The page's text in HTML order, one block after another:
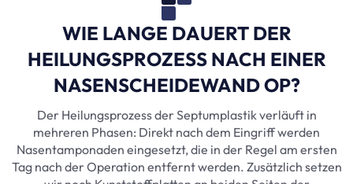
WIE LANGE DAUERT DER
HEILUNGSPROZESS NACH EINER
NASENSCHEIDEWAND OP?
Der Heilungsprozess der Septumplastik verläuft in
mehreren Phasen: Direkt nach dem Eingriff werden
Nasentamponaden eingesetzt, die in der Regel am ersten
Tag nach der Operation entfernt werden. Zusätzlich setzen